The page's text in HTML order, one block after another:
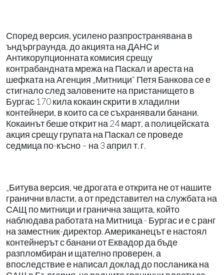
Според версия, усилено разпространявана в
ъндърграунда, до акцията на ДАНС и
Антикорупционната комисия срещу
контрабандната мрежа на Паскал и ареста на
шефката на Агенция „Митници“ Петя Банкова се е
стигнало след заловените на пристанището в
Бургас 170 кила кокаин скрити в хладилни
контейнери, в които са се съхранявали банани.
Кокаинът беше открит на 24 март, а полицейската
акция срещу групата на Паскал се проведе
седмица по-късно – на 3 април т. г.
„Битува версия, че дрогата е открита не от нашите
гранични власти, а от представител на службата на
САЩ по митници и гранична защита, който
наблюдава работата на Митница - Бургас и е с ранг
на заместник-директор. Американецът е настоял
контейнерът с банани от Еквадор да бъде
разпломбиран и щателно проверен, а
впоследствие е написал доклад до посланика на